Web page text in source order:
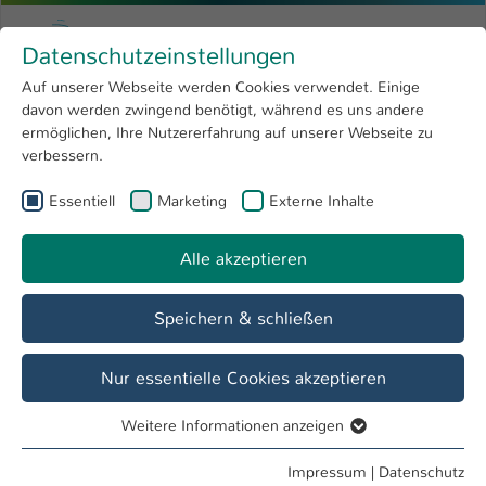
Menu
Forschung 4
Open submenu
Hochschule
International
Zum Hauptinhalt springen
Hochschule Kaiserslautern
Sie sind hier:
Student Life Cycle
Referat Student Life Cycle
Übersicht Vor dem Studium Im Studium
Veranstaltungen des Referats Student Life
Datenschutzeinstellungen
Auf unserer Webseite werden Cookies verwendet. Einige
davon werden zwingend benötigt, während es uns andere
ermöglichen, Ihre Nutzererfahrung auf unserer Webseite zu
verbessern.
Essentiell Marketing Externe Inhalte
Alle akzeptieren
Speichern & schließen
Nur essentielle Cookies akzeptieren
Essentielle Cookies werden für grundlegende Funktionen
Weitere Informationen anzeigen
Impressum | Datenschutz